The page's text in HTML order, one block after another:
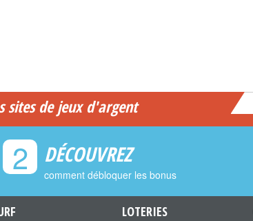
sites de jeux d'argent
2 DÉCOUVREZ
comment débloquer les bonus
LOTERIES